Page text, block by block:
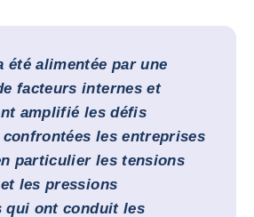
été alimentée par une
facteurs internes et
amplifié les défis
les entreprises
particulier les tensions
les pressions
qui ont conduit les